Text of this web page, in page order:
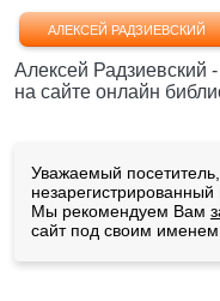
АЛЕКСЕЙ РАДЗИЕВСКИЙ
Алексей Радзиевский
на сайте онлайн
Уважаемый
незарегистрированный
Мы рекомендуем Вам
сайт под своим именем.